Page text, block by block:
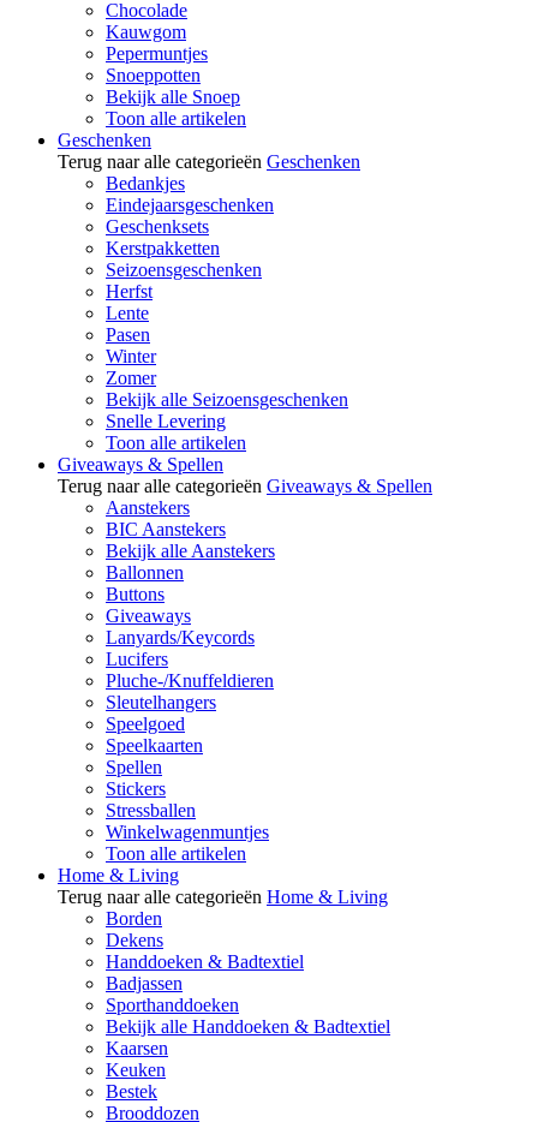
Chocolade
Kauwgom
Pepermuntjes
Snoeppotten
Bekijk alle Snoep
Toon alle artikelen
Geschenken
Terug naar alle categorieën Geschenken
Bedankjes
Eindejaarsgeschenken
Geschenksets
Kerstpakketten
Seizoensgeschenken
Herfst
Lente
Pasen
Winter
Zomer
Bekijk alle Seizoensgeschenken
Snelle Levering
Toon alle artikelen
Giveaways & Spellen
Terug naar alle categorieën Giveaways & Spellen
Aanstekers
BIC Aanstekers
Bekijk alle Aanstekers
Ballonnen
Buttons
Giveaways
Lanyards/Keycords
Lucifers
Pluche-/Knuffeldieren
Sleutelhangers
Speelgoed
Speelkaarten
Spellen
Stickers
Stressballen
Winkelwagenmuntjes
Toon alle artikelen
Home & Living
Terug naar alle categorieën Home & Living
Borden
Dekens
Handdoeken & Badtextiel
Badjassen
Sporthanddoeken
Bekijk alle Handdoeken & Badtextiel
Kaarsen
Keuken
Bestek
Brooddozen